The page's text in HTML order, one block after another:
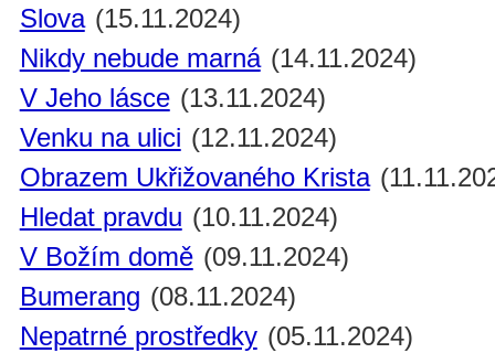
Slova (15.11.2024)
Nikdy nebude marná (14.11.2024)
V Jeho lásce (13.11.2024)
Venku na ulici (12.11.2024)
Obrazem Ukřižovaného Krista
Hledat pravdu (10.11.2024)
V Božím domě (09.11.2024)
Bumerang (08.11.2024)
Nepatrné prostředky (05.11.2024)